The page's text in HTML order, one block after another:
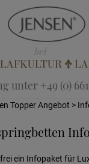
unter +49 (0) 661
Topper Angebot >
ein Infopaket für